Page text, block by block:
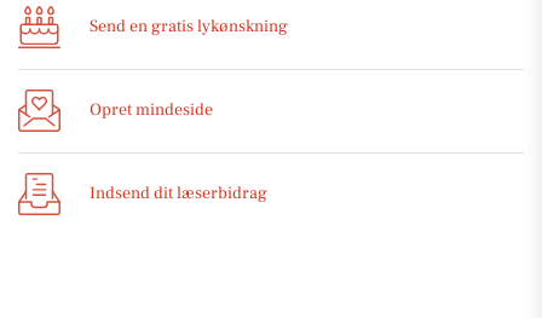
Send en gratis lykønskning
Opret mindeside
Indsend dit læserbidrag